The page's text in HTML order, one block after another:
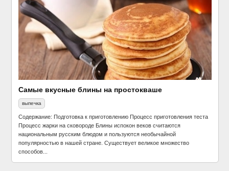
Самые вкусные блины на простокваше
выпечка
Содержание: Подготовка к приготовлению Процесс приготовления теста
Процесс жарки на сковороде Блины испокон веков считаются
национальным русским блюдом и пользуются необычайной
популярностью в нашей стране. Существует великое множество
способов...